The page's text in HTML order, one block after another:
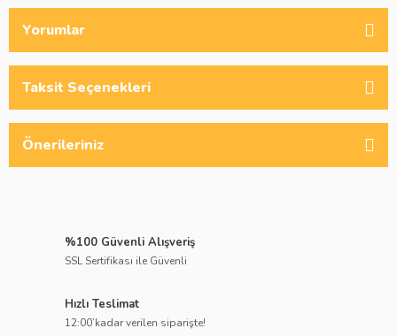
Yorumlar
Taksit Seçenekleri
Önerileriniz
%100 Güvenli Alışveriş
SSL Sertifikası ile Güvenli
Hızlı Teslimat
12:00’kadar verilen siparişte!